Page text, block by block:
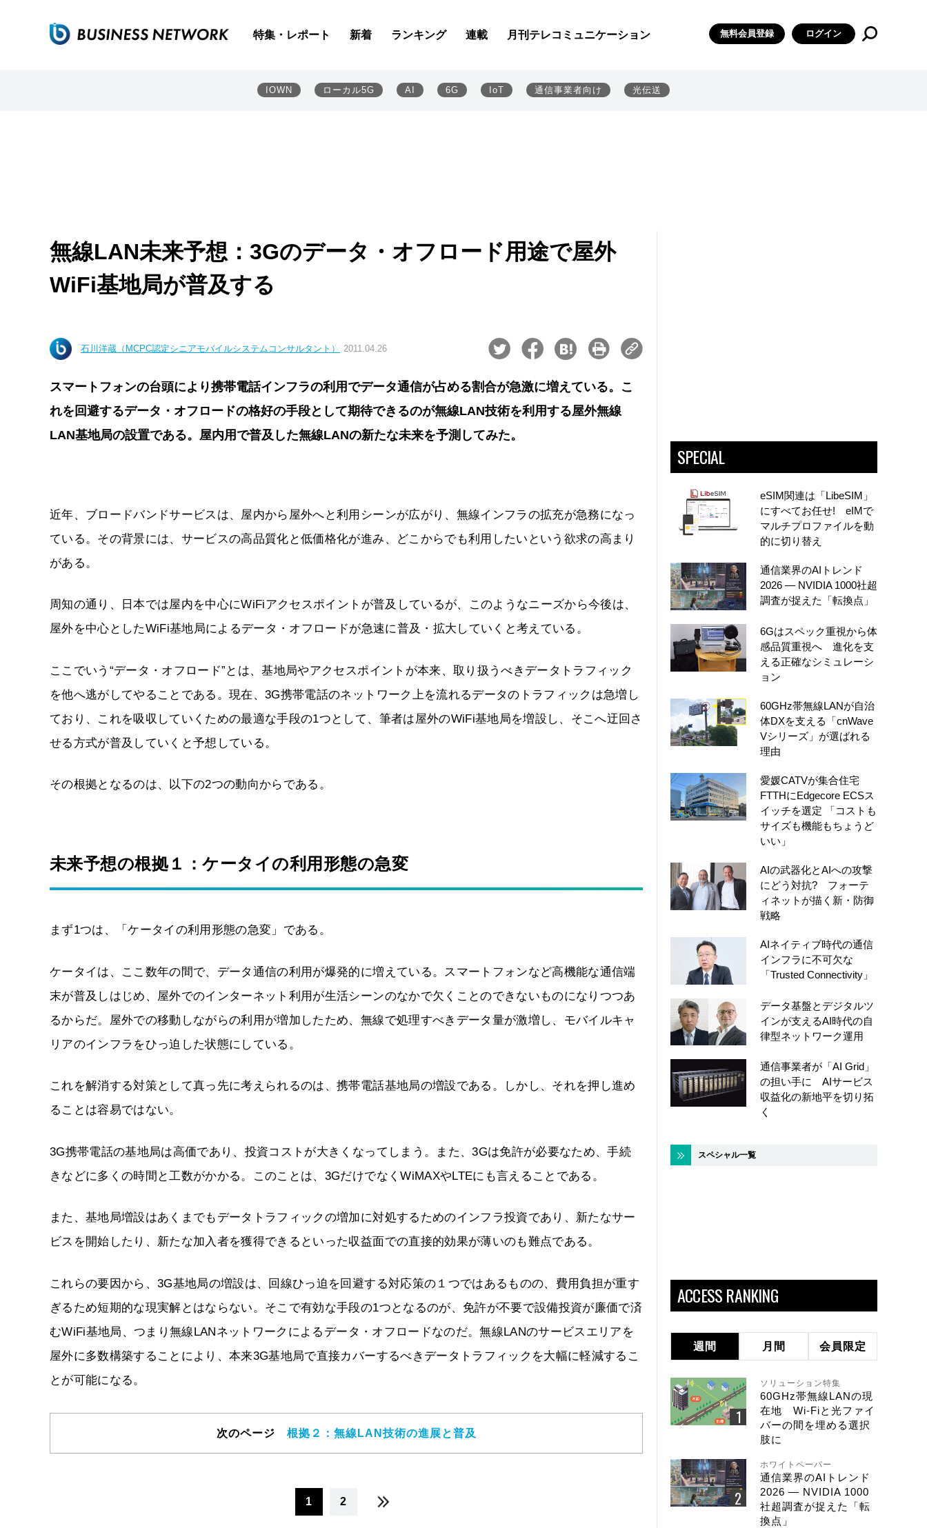
特集・レポート 新着 ランキング 連載 月刊テレコミュニケーション 無料会員登録 ログイン
IOWN ローカル5G AI 6G IoT 通信事業者向け 光伝送
無線LAN未来予想：3Gのデータ・オフロード用途で屋外
WiFi基地局が普及する
石川洋蔵（MCPC認定シニアモバイルシステムコンサルタント） 2011.04.26
スマートフォンの台頭により携帯電話インフラの利用でデータ通信が占める割合が急激に増えている。こ
れを回避するデータ・オフロードの格好の手段として期待できるのが無線LAN技術を利用する屋外無線
LAN基地局の設置である。屋内用で普及した無線LANの新たな未来を予測してみた。
近年、ブロードバンドサービスは、屋内から屋外へと利用シーンが広がり、無線インフラの拡充が急務になっ
ている。その背景には、サービスの高品質化と低価格化が進み、どこからでも利用したいという欲求の高まり
がある。
周知の通り、日本では屋内を中心にWiFiアクセスポイントが普及しているが、このようなニーズから今後は、
屋外を中心としたWiFi基地局によるデータ・オフロードが急速に普及・拡大していくと考えている。
ここでいう“データ・オフロード”とは、基地局やアクセスポイントが本来、取り扱うべきデータトラフィック
を他へ逃がしてやることである。現在、3G携帯電話のネットワーク上を流れるデータのトラフィックは急増し
ており、これを吸収していくための最適な手段の1つとして、筆者は屋外のWiFi基地局を増設し、そこへ迂回さ
せる方式が普及していくと予想している。
その根拠となるのは、以下の2つの動向からである。
未来予想の根拠１：ケータイの利用形態の急変
まず1つは、「ケータイの利用形態の急変」である。
ケータイは、ここ数年の間で、データ通信の利用が爆発的に増えている。スマートフォンなど高機能な通信端
末が普及しはじめ、屋外でのインターネット利用が生活シーンのなかで欠くことのできないものになりつつあ
るからだ。屋外での移動しながらの利用が増加したため、無線で処理すべきデータ量が激増し、モバイルキャ
リアのインフラをひっ迫した状態にしている。
これを解消する対策として真っ先に考えられるのは、携帯電話基地局の増設である。しかし、それを押し進め
ることは容易ではない。
3G携帯電話の基地局は高価であり、投資コストが大きくなってしまう。また、3Gは免許が必要なため、手続
きなどに多くの時間と工数がかかる。このことは、3GだけでなくWiMAXやLTEにも言えることである。
また、基地局増設はあくまでもデータトラフィックの増加に対処するためのインフラ投資であり、新たなサー
ビスを開始したり、新たな加入者を獲得できるといった収益面での直接的効果が薄いのも難点である。
これらの要因から、3G基地局の増設は、回線ひっ迫を回避する対応策の１つではあるものの、費用負担が重す
ぎるため短期的な現実解とはならない。そこで有効な手段の1つとなるのが、免許が不要で設備投資が廉価で済
むWiFi基地局、つまり無線LANネットワークによるデータ・オフロードなのだ。無線LANのサービスエリアを
屋外に多数構築することにより、本来3G基地局で直接カバーするべきデータトラフィックを大幅に軽減するこ
とが可能になる。
次のページ 根拠２：無線LAN技術の進展と普及
1 2
SPECIAL
eSIM関連は「LibeSIM」
にすべてお任せ! eIMで
マルチプロファイルを動
的に切り替え
通信業界のAIトレンド
2026 ― NVIDIA 1000社超
調査が捉えた「転換点」
6Gはスペック重視から体
感品質重視へ 進化を支
える正確なシミュレーシ
ョン
60GHz帯無線LANが自治
体DXを支える「cnWave
Vシリーズ」が選ばれる
理由
愛媛CATVが集合住宅
FTTHにEdgecore ECSス
イッチを選定 「コストも
サイズも機能もちょうど
いい」
AIの武器化とAIへの攻撃
にどう対抗? フォーテ
ィネットが描く新・防御
戦略
AIネイティブ時代の通信
インフラに不可欠な
「Trusted Connectivity」
データ基盤とデジタルツ
インが支えるAI時代の自
律型ネットワーク運用
通信事業者が「AI Grid」
の担い手に AIサービス
収益化の新地平を切り拓
く
スペシャル一覧
ACCESS RANKING
週間 月間 会員限定
ソリューション特集
60GHz帯無線LANの現
在地 Wi-Fiと光ファイ
バーの間を埋める選択
肢に
ホワイトペーパー
通信業界のAIトレンド
2026 ― NVIDIA 1000
社超調査が捉えた「転
換点」